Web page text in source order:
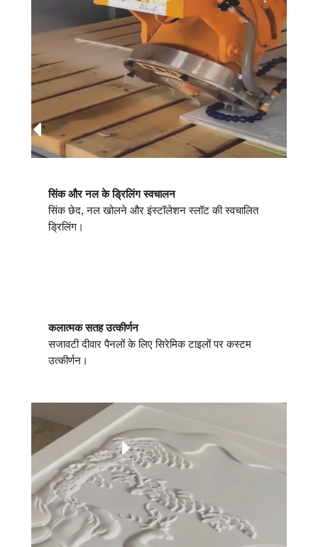
सिंक और नल के ड्रिलिंग स्वचालन
सिंक छेद, नल खोलने और इंस्टॉलेशन स्लॉट की स्वचालित
ड्रिलिंग।
कलात्मक सतह उत्कीर्णन
सजावटी दीवार पैनलों के लिए सिरेमिक टाइलों पर कस्टम
उत्कीर्णन।